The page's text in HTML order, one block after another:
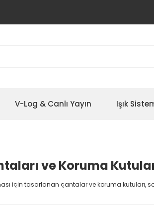
V-Log & Canlı Yayın Işık
ve Koruma
için tasarlanan çantalar ve koruma kutuları,